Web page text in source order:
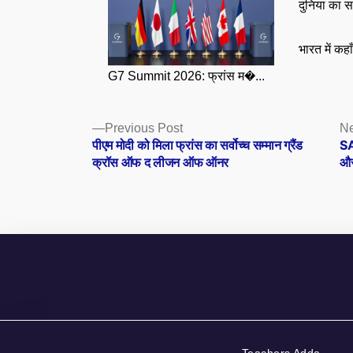
G7 Summit 2026: फ्रांस म�...
दुनिया का
भारत में
Posts
navigation
Previous PostPrevious
post:
पीएम मोदी को मिला फ्रांस का सर्वोच्च सम्मान ग्रैंड
क्रॉस ऑफ द लीजन ऑफ ऑनर